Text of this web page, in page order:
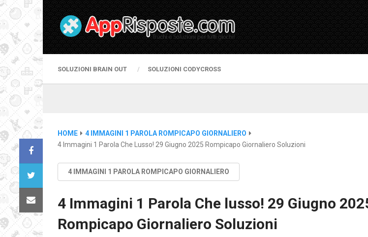
SOLUZIONI BRAIN OUT SOLUZIONI CODYCROSS
HOME
4 IMMAGINI 1 PAROLA ROMPICAPO GIORNALIERO
4 Immagini 1 Parola Che Lusso! 29 Giugno 2025 Rompicapo Giornaliero Soluzioni
4 IMMAGINI 1 PAROLA ROMPICAPO GIORNALIERO
4 Immagini 1 Parola Che lusso! 29 Giugno
Rompicapo Giornaliero Soluzioni